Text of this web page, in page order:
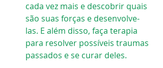
cada vez mais e descobrir quais
são suas forças e desenvolve-
las. E além disso, faça terapia
para resolver possíveis traumas
passados e se curar deles.